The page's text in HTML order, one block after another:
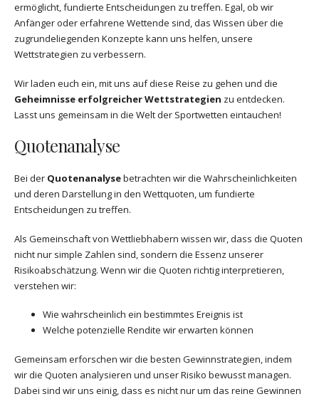
ermöglicht, fundierte Entscheidungen zu treffen. Egal, ob wir
Anfänger oder erfahrene Wettende sind, das Wissen über die
zugrundeliegenden Konzepte kann uns helfen, unsere
Wettstrategien zu verbessern.
Wir laden euch ein, mit uns auf diese Reise zu gehen und die
Geheimnisse erfolgreicher Wettstrategien zu entdecken.
Lasst uns gemeinsam in die Welt der Sportwetten eintauchen!
Quotenanalyse
Bei der Quotenanalysebetrachten wir die Wahrscheinlichkeiten
und deren Darstellung in den Wettquoten, um fundierte
Entscheidungen zu treffen.
Als Gemeinschaft von Wettliebhabern wissen wir, dass die Quoten
nicht nur simple Zahlen sind, sondern die Essenz unserer
Risikoabschätzung. Wenn wir die Quoten richtig interpretieren,
verstehen wir:
Wie wahrscheinlich ein bestimmtes Ereignis ist
Welche potenzielle Rendite wir erwarten können
Gemeinsam erforschen wir die besten Gewinnstrategien, indem
wir die Quoten analysieren und unser Risiko bewusst managen.
Dabei sind wir uns einig, dass es nicht nur um das reine Gewinnen